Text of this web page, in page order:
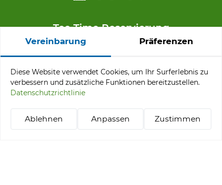
Tee Time Reservierung
reservation@abgc.pl
Turniere
+48 514 021 218
Vereinbarung Präferenzen
Diese Website verwendet Cookies, um Ihr Surferlebnis zu
verbessern und zusätzliche Funktionen bereitzustellen.
Datenschutzrichtlinie
Ablehnen Anpassen Zustimmen